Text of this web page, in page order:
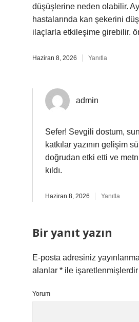
düşüşlerine neden olabilir.
hastalarında kan şekerini
ilaçlarla etkileşime girebilir.
Haziran 8, 2026 Yanıtla
admin
Sefer! Sevgili dostum,
katkılar yazının gelişim
doğrudan etki etti ve
kıldı.
Haziran 8, 2026 Yanıtla
Bir yanıt yazın
E-posta adresiniz
alanlar * ile işaretlenmişlerdir
Yorum